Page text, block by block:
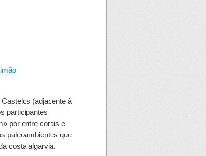
(adjacente à
participantes
por entre corais e
paleoambientes que
costa algarvia.